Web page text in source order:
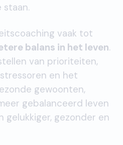
vaak tot
balans in het leven.
van prioriteiten,
en het
gewoonten,
gebalanceerd leven
gelukkiger, gezonder en